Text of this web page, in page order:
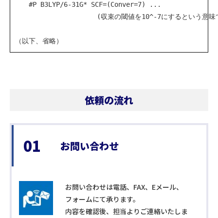
#P B3LYP/6-31G* SCF=(Conver=7) ...
(収束の閾値を10^-7にするという意味
依頼の流れ
01 お問い合わせ
お問い合わせは電話、FAX、Eメール、
フォームにて承ります。
内容を確認後、担当よりご連絡いたしま